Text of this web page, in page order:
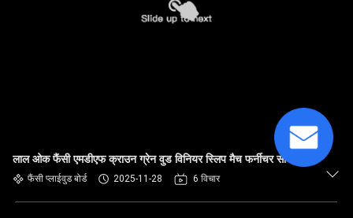
लाल ओक फैंसी एमडीएफ क्राउन ग्रेन वुड विनियर स्लिप मैच फर्नीचर सामग्री
फैंसी प्लाईवुड बोर्ड 2025-11-28 6 विचार